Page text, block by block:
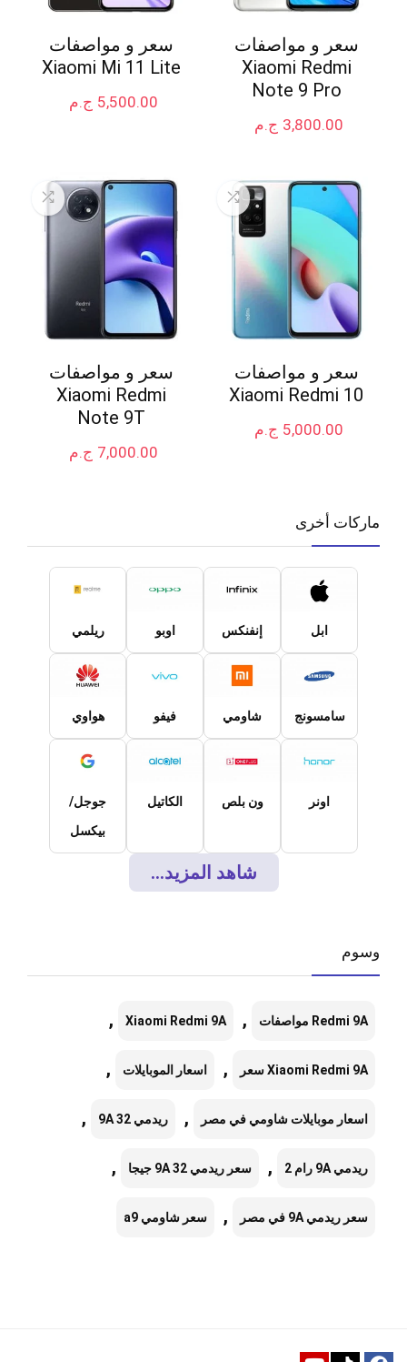
سعر و مواصفات
Xiaomi Redmi
Note 9 Pro
ج.م 3,800.00
سعر و مواصفات
Xiaomi Mi 11 Lite
ج.م 5,500.00
سعر و مواصفات
Xiaomi Redmi 10
ج.م 5,000.00
سعر و مواصفات
Xiaomi Redmi
Note 9T
ج.م 7,000.00
ماركات أخرى
ابل إنفنكس اوبو ريلمي
سامسونج شاومي فيفو هواوي
اونر ون بلص الكاتيل
جوجل/
بيكسل
شاهد المزيد...
وسوم
Redmi 9A مواصفات ,
Xiaomi Redmi 9A
,
Xiaomi Redmi 9A سعر , اسعار الموبايلات ,
اسعار موبايلات شاومي في مصر , ريدمي 9A 32 ,
ريدمي 9A رام 2 , سعر ريدمي 9A 32 جيجا ,
سعر ريدمي 9A في مصر , سعر شاومي a9